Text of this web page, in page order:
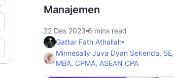
Manajemen
22 Des 2023 6 mins read
Gattar Fath Athallah
Minnesally Juva Dyan Sekenda, SE,
MBA, CPMA, ASEAN CPA